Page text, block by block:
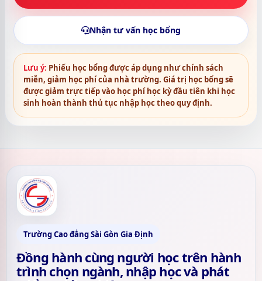
Nhận tư vấn học bổng
Lưu ý: Phiếu học bổng được áp dụng như chính sách
miễn, giảm học phí của nhà trường. Giá trị học bổng sẽ
được giảm trực tiếp vào học phí học kỳ đầu tiên khi học
sinh hoàn thành thủ tục nhập học theo quy định.
Trường Cao đẳng Sài Gòn Gia Định
Đồng hành cùng người học trên hành
trình chọn ngành, nhập học và phát